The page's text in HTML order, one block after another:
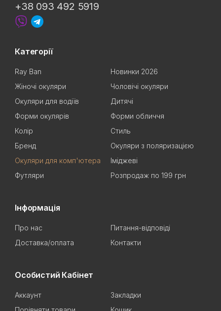
+38 093 492 5919
Категорії
Ray Ban
Новинки 2026
Жіночі окуляри
Чоловічі окуляри
Окуляри для водіїв
Дитячі
Форми окулярів
Форми обличчя
Колір
Стиль
Бренд
Окуляри з поляризацією
Окуляри для комп'ютера
Іміджеві
Футляри
Розпродаж по 199 грн
Інформація
Про нас
Питання-відповіді
Доставка/оплата
Контакти
Особистий Кабінет
Аккаунт
Закладки